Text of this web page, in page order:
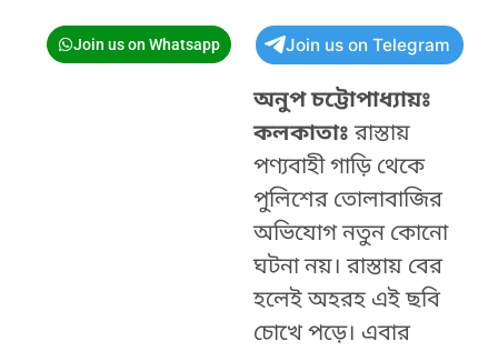
Join us on Whatsapp Join us on Telegram
অনুপ চট্টোপাধ্যায়ঃ
কলকাতাঃরাস্তায়
পণ্যবাহী গাড়ি থেকে
পুলিশের তোলাবাজির
অভিযোগ নতুন কোনো
ঘটনা নয়। রাস্তায় বের
হলেই অহরহ এই ছবি
চোখে পড়ে। এবার